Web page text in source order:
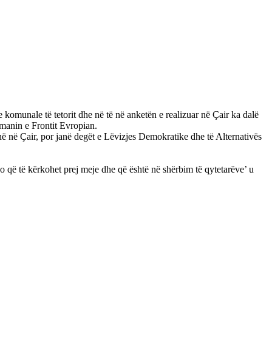
të tetorit dhe në të në anketën e realizuar në Çair ka dalë
e Frontit Evropian.
në Çair, por janë degët e Lëvizjes Demokratike dhe të Alternativës
të kërkohet prej meje dhe që është në shërbim të qytetarëve’ u